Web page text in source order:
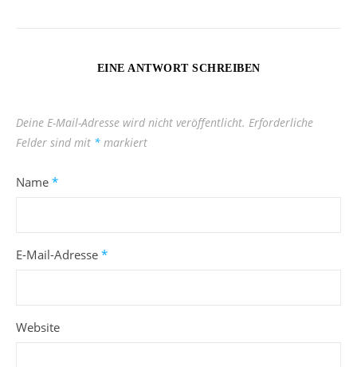
EINE ANTWORT SCHREIBEN
Deine E-Mail-Adresse wird nicht veröffentlicht. Erforderliche
Felder sind mit * markiert
Name *
E-Mail-Adresse *
Website